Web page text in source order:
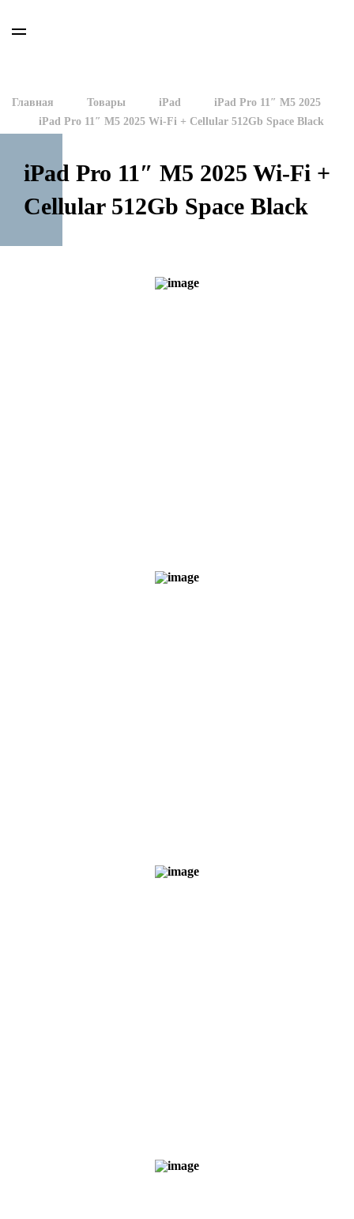
Главная Товары iPad
iPad Pro 11″ M5 2025
iPad Pro 11″ M5 2025 Wi-Fi + Cellular 512Gb Space Black
iPad Pro 11″ M5 2025 Wi-Fi +
Cellular 512Gb Space Black